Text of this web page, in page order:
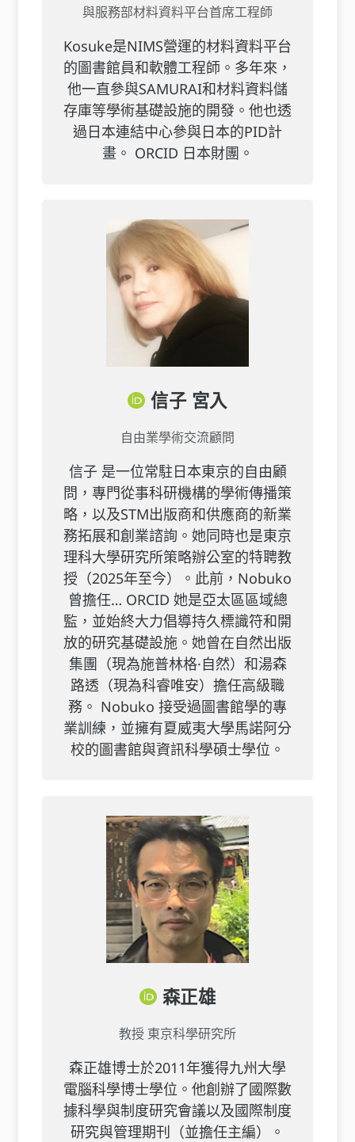
與服務部材料資料平台首席工程師
Kosuke是NIMS營運的材料資料平台
的圖書館員和軟體工程師。多年來，
他一直參與SAMURAI和材料資料儲
存庫等學術基礎設施的開發。他也透
過日本連結中心參與日本的PID計
畫。 ORCID 日本財團。
信子 宮入
自由業學術交流顧問
信子 是一位常駐日本東京的自由顧
問，專門從事科研機構的學術傳播策
略，以及STM出版商和供應商的新業
務拓展和創業諮詢。她同時也是東京
理科大學研究所策略辦公室的特聘教
授（2025年至今）。此前，Nobuko
曾擔任… ORCID 她是亞太區區域總
監，並始終大力倡導持久標識符和開
放的研究基礎設施。她曾在自然出版
集團（現為施普林格·自然）和湯森
路透（現為科睿唯安）擔任高級職
務。 Nobuko 接受過圖書館學的專
業訓練，並擁有夏威夷大學馬諾阿分
校的圖書館與資訊科學碩士學位。
森正雄
教授 東京科學研究所
森正雄博士於2011年獲得九州大學
電腦科學博士學位。他創辦了國際數
據科學與制度研究會議以及國際制度
研究與管理期刊（並擔任主編）。